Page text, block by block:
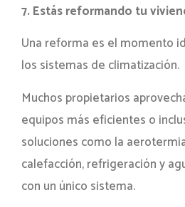
7. Estás reformando tu
Una reforma es el momento
los sistemas de climatización.
Muchos propietarios
equipos más eficientes o
soluciones como la
calefacción, refrigeración y
con un único sistema.